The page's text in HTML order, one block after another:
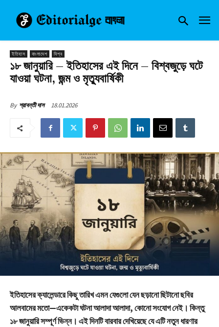
ইতিহাস বাংলাদেশ বিশ্ব
১৮ জানুয়ারি – ইতিহাসের এই দিনে – বিশ্বজুড়ে ঘটে
যাওয়া ঘটনা, জন্ম ও মৃত্যুবার্ষিকী
By শ্রাবন্তী দাস 18.01.2026
ইতিহাসের ক্যালেন্ডারে কিছু তারিখ এমন যেগুলো যেন ছড়ানো ছিটানো ছবির
আলবামের মতো—একেকটা ঘটনা আলাদা আলাদা, কোনো সংযোগ নেই। কিন্তু
১৮ জানুয়ারি সম্পূর্ণ ভিন্ন। এই দিনটি বারবার দেখিয়েছে যে এটি নতুন ধারণার